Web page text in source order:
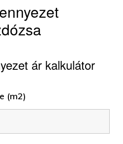
ár kalkulátor
(m2)